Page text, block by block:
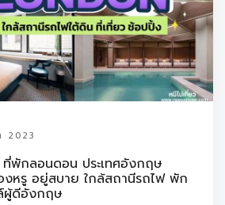
2023
ที่พักลอนดอน ประเทศอังกฤษ
หรู อยู่สบาย ใกล้สถานีรถไฟ พัก
ผู้ดีอังกฤษ